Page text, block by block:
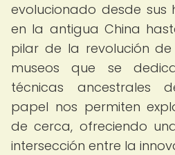
evolucionado desde sus
en la antigua China
pilar de la revolución
museos que se
técnicas ancestrales
papel nos permiten
de cerca, ofreciendo
intersección entre la